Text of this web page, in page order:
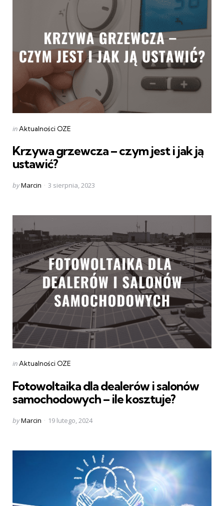
Categories
Posted
inAktualności OZE
Krzywa grzewcza – czym jest i jak ją
ustawić?
Posted
byMarcin 3 sierpnia, 2023
Categories
Posted
inAktualności OZE
Fotowoltaika dla dealerów i salonów
samochodowych – ile kosztuje?
Posted
byMarcin 19 lutego, 2024